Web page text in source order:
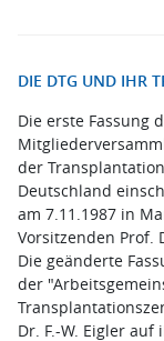
DIE DTG UND IHR
Die erste Fassung
der
Deutschland
am 7.11.1987 in
Vorsitzenden Prof.
Die geänderte
der
Dr. F.-W. Eigler